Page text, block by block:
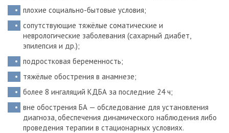
плохие социально-бытовые условия;
сопутствующие тяжёлые соматические и
неврологические заболевания (сахарный диабет,
эпилепсия и др.);
подростковая беременность;
тяжёлые обострения в анамнезе;
более 8 ингаляций КДБА за последние 24 ч;
вне обострения БА — обследование для установления
диагноза, обеспечения динамического наблюдения либо
проведения терапии в стационарных условиях.